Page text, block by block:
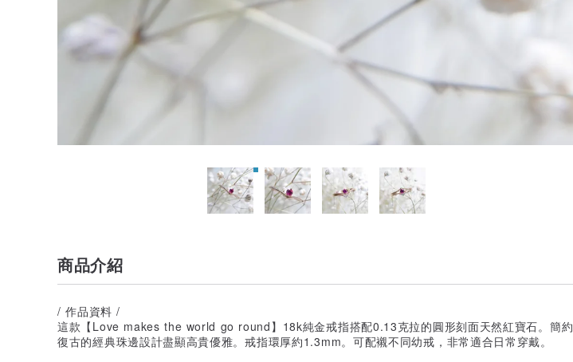
商品介紹
/ 作品資料 /
這款【Love makes the world go round】18k純金戒指搭配0.13克拉的圓形刻面天然紅寶石。簡約
復古的經典珠邊設計盡顯高貴優雅。戒指環厚約1.3mm。可配襯不同幼戒，非常適合日常穿戴。